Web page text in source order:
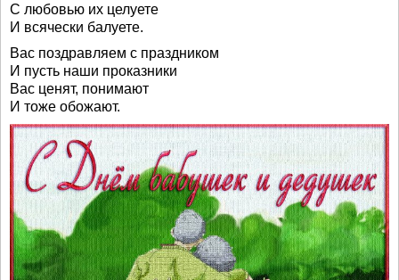
С любовью их целуете
И всячески балуете.
Вас поздравляем с праздником
И пусть наши проказники
Вас ценят, понимают
И тоже обожают.